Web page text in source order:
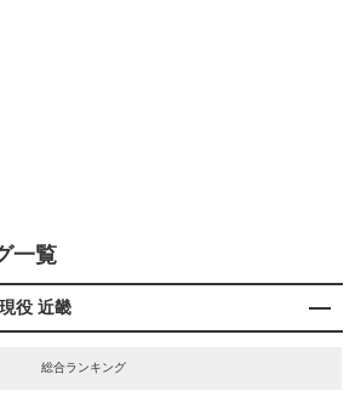
一覧
役 近畿
総合ランキング